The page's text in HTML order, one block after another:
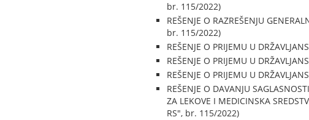
br. 115/2022)
REŠENJE O RAZREŠENJU
br. 115/2022)
REŠENJE O PRIJEMU U
REŠENJE O PRIJEMU U
REŠENJE O PRIJEMU U
REŠENJE O DAVANJU
ZA LEKOVE I MEDICINSKA
RS", br. 115/2022)